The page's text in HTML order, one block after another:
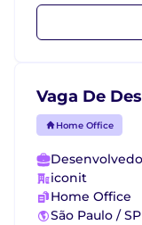
Vaga De
Home Office
iconit
Home Office
São Paulo / SP